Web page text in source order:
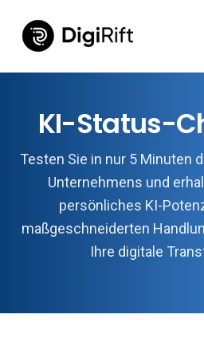
KI-Status-
Testen Sie in nur 5 Minuten
Unternehmens und
persönliches KI-
maßgeschneiderten
Ihre digitale